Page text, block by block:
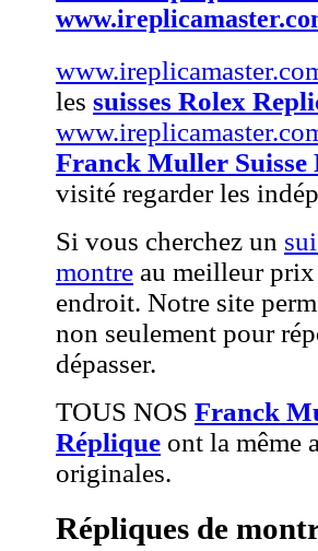
les suisses Rolex
Franck Muller Suisse
visité regarder les
Si vous cherchez un
montre au meilleur prix
endroit. Notre site
non seulement pour
dépasser.
TOUS NOS Franck
Réplique ont la même
originales.
Répliques de